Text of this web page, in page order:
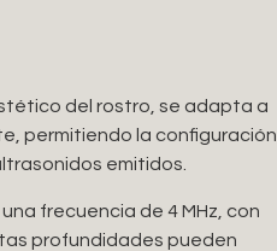
del rostro, se adapta a
permitiendo la configuración
emitidos.
frecuencia de 4 MHz, con
profundidades pueden